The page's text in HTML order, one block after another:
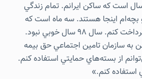
افغانستان. ۳۰ سال است كه ساكن ايرانم. تمام زندگي
اينجا هستند. سه ماه است كه
نتوانسته‌ام اجاره خانه پرداخت كنم. سال ۹۸ سال خوبي نبود.
سازمان تامين اجتماعي حق بيمه
از بسته‌هاي حمايتي استفاده كنم.
استفاده كنم.»